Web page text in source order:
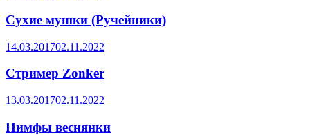
Сухие мушки (Ручейники)
14.03.201702.11.2022
Стример Zonker
13.03.201702.11.2022
Нимфы веснянки